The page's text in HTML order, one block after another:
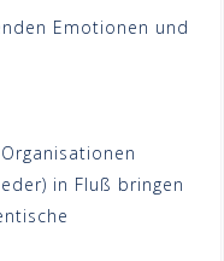
Emotionen und
in Fluß bringen